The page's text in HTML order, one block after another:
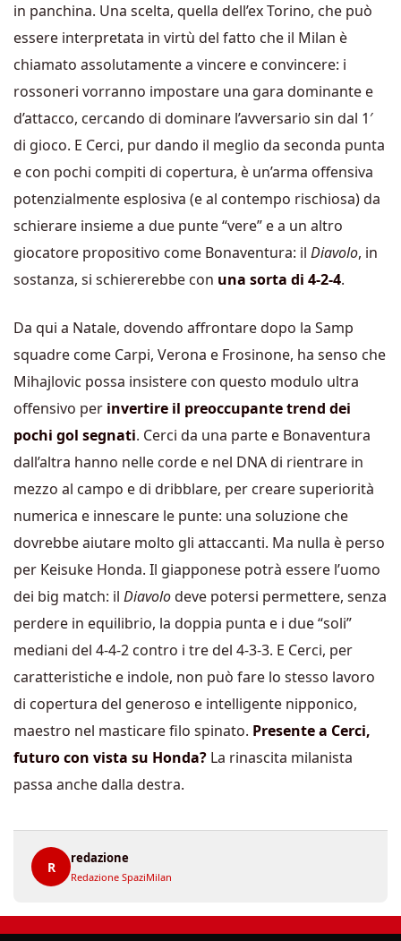
in panchina. Una scelta, quella dell’ex Torino, che può
essere interpretata in virtù del fatto che il Milan è
chiamato assolutamente a vincere e convincere: i
rossoneri vorranno impostare una gara dominante e
d’attacco, cercando di dominare l’avversario sin dal 1′
di gioco. E Cerci, pur dando il meglio da seconda punta
e con pochi compiti di copertura, è un’arma offensiva
potenzialmente esplosiva (e al contempo rischiosa) da
schierare insieme a due punte “vere” e a un altro
giocatore propositivo come Bonaventura: il Diavolo, in
sostanza, si schiererebbe con una sorta di 4-2-4.
Da qui a Natale, dovendo affrontare dopo la Samp
squadre come Carpi, Verona e Frosinone, ha senso che
Mihajlovic possa insistere con questo modulo ultra
offensivo per invertire il preoccupante trend dei
pochi gol segnati. Cerci da una parte e Bonaventura
dall’altra hanno nelle corde e nel DNA di rientrare in
mezzo al campo e di dribblare, per creare superiorità
numerica e innescare le punte: una soluzione che
dovrebbe aiutare molto gli attaccanti. Ma nulla è perso
per Keisuke Honda. Il giapponese potrà essere l’uomo
dei big match: il Diavolodeve potersi permettere, senza
perdere in equilibrio, la doppia punta e i due “soli”
mediani del 4-4-2 contro i tre del 4-3-3. E Cerci, per
caratteristiche e indole, non può fare lo stesso lavoro
di copertura del generoso e intelligente nipponico,
maestro nel masticare filo spinato. Presente a Cerci,
futuro con vista su Honda? La rinascita milanista
passa anche dalla destra.
R
redazione
Redazione SpaziMilan